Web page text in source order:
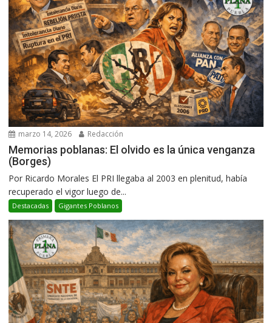
marzo 14, 2026 Redacción
Memorias poblanas: El olvido es la única venganza
(Borges)
Por Ricardo Morales El PRI llegaba al 2003 en plenitud, había
recuperado el vigor luego de...
Destacadas Gigantes Poblanos